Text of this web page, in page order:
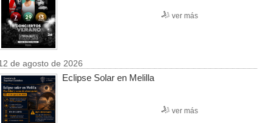
ver más
de agosto de 2026
Eclipse Solar en Melilla
ver más